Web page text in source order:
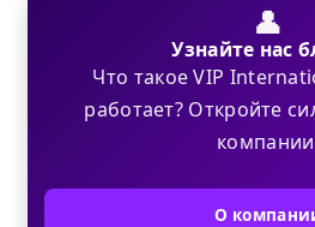
👤
Узнайте нас
Что такое VIP
работает? Откройте
О